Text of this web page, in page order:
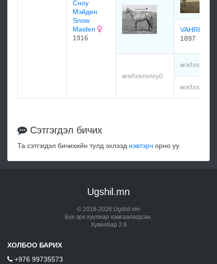
Сноу
Мэйден
Snow
Maiden
1916
VAHREN
1897
мэдээлэлгүй
Сэтгэгдэл бичих
Та сэтгэгдэл бичихийн тулд эхлээд нэвтэрч орно уу.
Ugshil.mn
© 2018-2026 Ugshil.mn
Бүх эрх хуулиар хамгаалагдсан.
Хувилбар 2.6
ХОЛБОО БАРИХ
+976 99735573